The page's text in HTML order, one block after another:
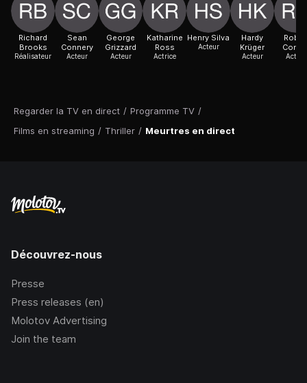
Regarder la TV en direct / Programme TV /
Films en streaming / Thriller / Meurtres en direct
Richard
Brooks
Réalisateur
Sean
Connery
Acteur
George
Grizzard
Acteur
Katharine
Ross
Actrice
Henry Silva
Acteur
Hardy
Krüger
Acteur Acteur
Découvrez-nous
Presse
Press releases (en)
Molotov Advertising
Join the team